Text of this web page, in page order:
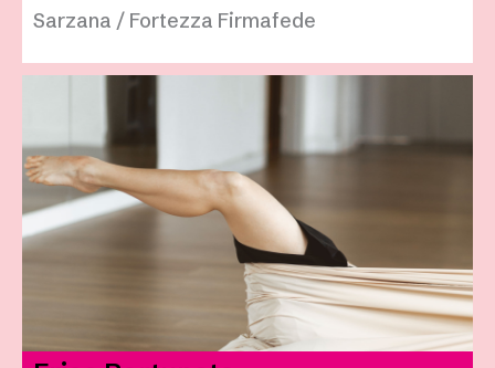
Sarzana / Fortezza Firmafede